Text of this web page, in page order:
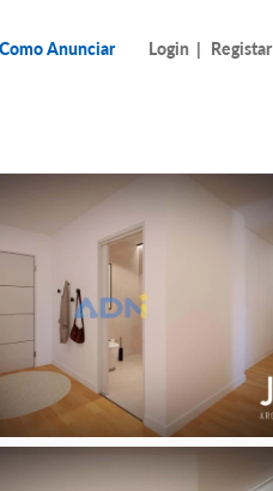
Como Anunciar Login | Registar